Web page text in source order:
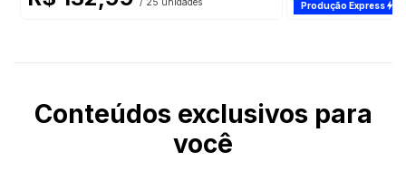
Produção Express
Conteúdos exclusivos para
você